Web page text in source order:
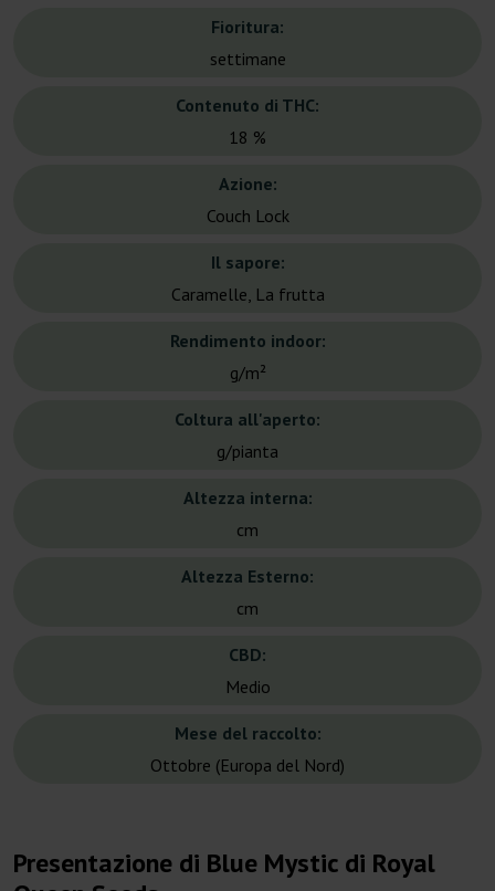
Fioritura:
settimane
Contenuto di THC:
18 %
Azione:
Couch Lock
Il sapore:
Caramelle, La frutta
Rendimento indoor:
g/m²
Coltura all'aperto:
g/pianta
Altezza interna:
cm
Altezza Esterno:
cm
CBD:
Medio
Mese del raccolto:
Ottobre (Europa del Nord)
Presentazione di Blue Mystic di Royal